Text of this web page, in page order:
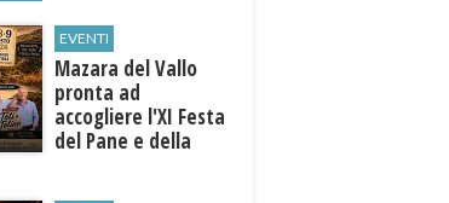
EVENTI
Mazara del Vallo
pronta ad
accogliere l'XI Festa
del Pane e della